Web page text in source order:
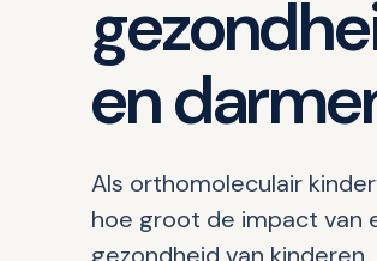
en
Als orthomoleculair
hoe groot de impact van